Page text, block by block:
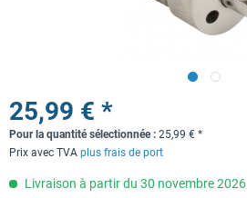
25,99 € *
Pour la quantité sélectionnée : 25,99 € *
Prix avec TVA plus frais de port
Livraison à partir du 30 novembre 2026